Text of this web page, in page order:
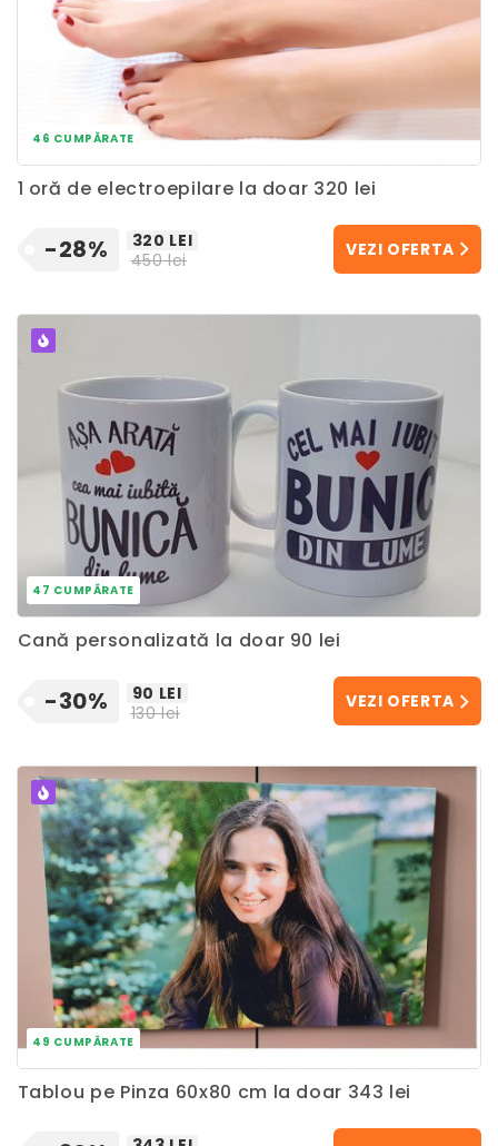
46 CUMPĂRATE
1 oră de electroepilare la doar 320 lei
-28%
320 LEI
450 lei
VEZI OFERTA
47 CUMPĂRATE
Cană personalizată la doar 90 lei
-30%
90 LEI
130 lei
VEZI OFERTA
POPULAR
49 CUMPĂRATE
Tablou pe Pinza 60x80 cm la doar 343 lei